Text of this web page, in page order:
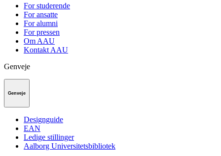
For studerende
For ansatte
For alumni
For pressen
Om AAU
Kontakt AAU
Genveje
Genveje
Designguide
EAN
Ledige stillinger
Aalborg Universitetsbibliotek